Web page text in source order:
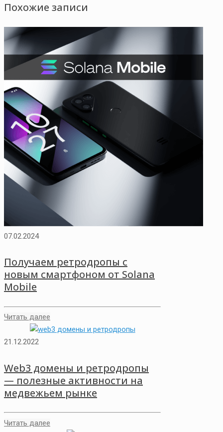
Похожие записи
07.02.2024
Получаем ретродропы с
новым смартфоном от Solana
Mobile
Читать далее
21.12.2022
Web3 домены и ретродропы
— полезные активности на
медвежьем рынке
Читать далее